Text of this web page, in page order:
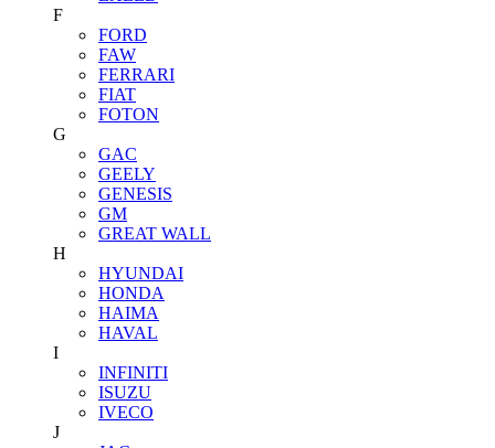
F
FORD
FAW
FERRARI
FIAT
FOTON
G
GAC
GEELY
GENESIS
GM
GREAT WALL
H
HYUNDAI
HONDA
HAIMA
HAVAL
I
INFINITI
ISUZU
IVECO
J